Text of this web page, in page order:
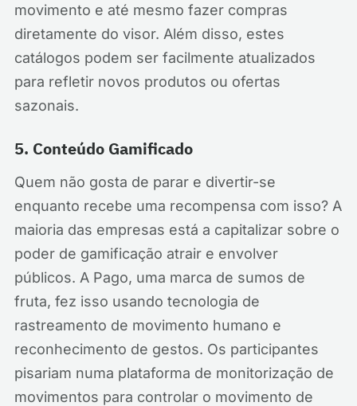
movimento e até mesmo fazer compras
diretamente do visor. Além disso, estes
catálogos podem ser facilmente atualizados
para refletir novos produtos ou ofertas
sazonais.
5. Conteúdo Gamificado
Quem não gosta de parar e divertir-se
enquanto recebe uma recompensa com isso? A
maioria das empresas está a capitalizar sobre o
poder de gamificação atrair e envolver
públicos. A Pago, uma marca de sumos de
fruta, fez isso usando tecnologia de
rastreamento de movimento humano e
reconhecimento de gestos. Os participantes
pisariam numa plataforma de monitorização de
movimentos para controlar o movimento de